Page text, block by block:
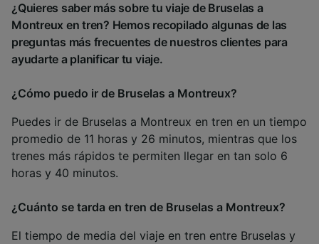
¿Quieres saber más sobre tu viaje de Bruselas a
Montreux en tren? Hemos recopilado algunas de las
preguntas más frecuentes de nuestros clientes para
ayudarte a planificar tu viaje.
¿Cómo puedo ir de Bruselas a Montreux?
Puedes ir de Bruselas a Montreux en tren en un tiempo
promedio de 11 horas y 26 minutos, mientras que los
trenes más rápidos te permiten llegar en tan solo 6
horas y 40 minutos.
¿Cuánto se tarda en tren de Bruselas a Montreux?
El tiempo de media del viaje en tren entre Bruselas y